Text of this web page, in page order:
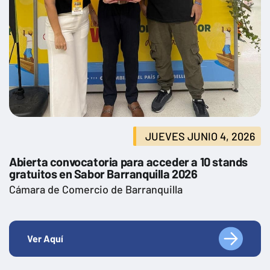
JUEVES JUNIO 4, 2026
Abierta convocatoria para acceder a 10 stands
gratuitos en Sabor Barranquilla 2026
Cámara de Comercio de Barranquilla
Ver Aquí